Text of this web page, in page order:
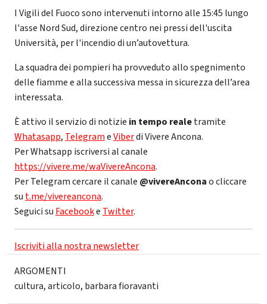
I Vigili del Fuoco sono intervenuti intorno alle 15:45 lungo
l'asse Nord Sud, direzione centro nei pressi dell'uscita
Università, per l'incendio di un’autovettura.
La squadra dei pompieri ha provveduto allo spegnimento
delle fiamme e alla successiva messa in sicurezza dell’area
interessata.
È attivo il servizio di notizie in tempo realetramite
Whatasapp, TelegrameViberdi Vivere Ancona.
Per Whatsapp iscriversi al canale
https://vivere.me/waVivereAncona.
Per Telegram cercare il canale @vivereAnconao cliccare
su t.me/vivereancona.
Seguici su Facebooke Twitter.
Iscriviti alla nostra newsletter
ARGOMENTI
cultura,articolo, barbara fioravanti